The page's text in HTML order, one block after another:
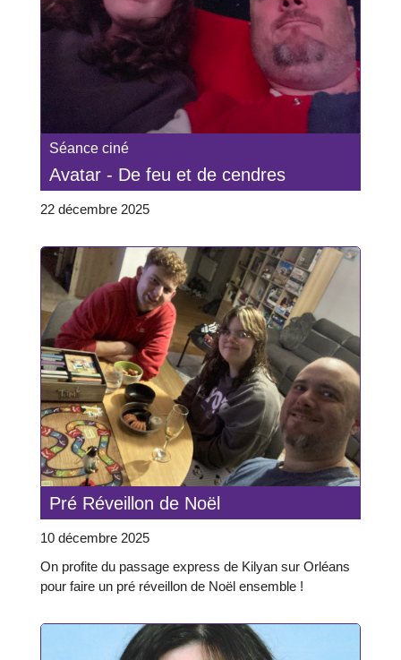
Séance ciné
Avatar - De feu et de cendres
22 décembre 2025
Pré Réveillon de Noël
10 décembre 2025
On profite du passage express de Kilyan sur Orléans
pour faire un pré réveillon de Noël ensemble !